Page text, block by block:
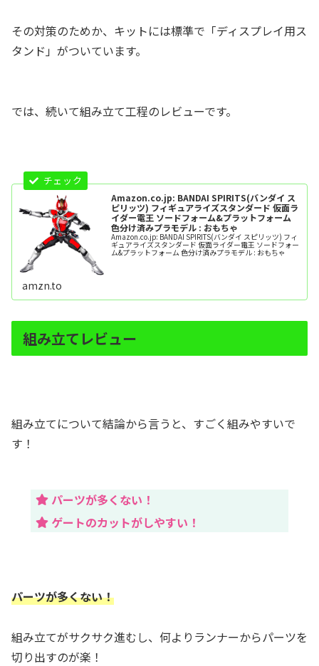
その対策のためか、キットには標準で「ディスプレイ用ス
タンド」がついています。
では、続いて組み立て工程のレビューです。
Amazon.co.jp: BANDAI SPIRITS(バンダイ ス
ピリッツ) フィギュアライズスタンダード 仮面ラ
イダー電王 ソードフォーム&プラットフォーム
色分け済みプラモデル : おもちゃ
Amazon.co.jp: BANDAI SPIRITS(バンダイ スピリッツ) フィ
ギュアライズスタンダード 仮面ライダー電王 ソードフォー
ム&プラットフォーム 色分け済みプラモデル : おもちゃ
amzn.to
組み立てレビュー
組み立てについて結論から言うと、すごく組みやすいで
す！
パーツが多くない！
ゲートのカットがしやすい！
パーツが多くない！
組み立てがサクサク進むし、何よりランナーからパーツを
切り出すのが楽！